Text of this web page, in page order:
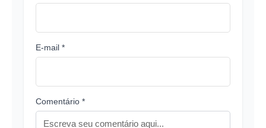
E-mail *
Comentário *